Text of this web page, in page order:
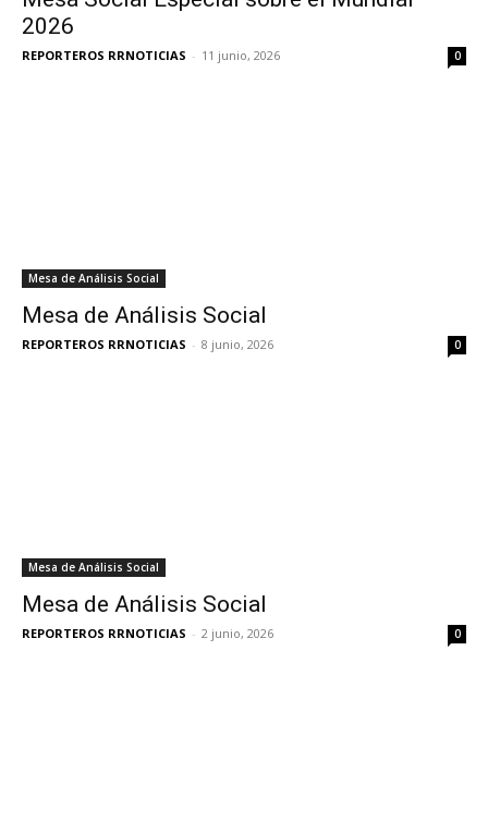
2026
REPORTEROS RRNOTICIAS - 11 junio, 2026 0
Mesa de Análisis Social
Mesa de Análisis Social
REPORTEROS RRNOTICIAS - 8 junio, 2026 0
Mesa de Análisis Social
Mesa de Análisis Social
REPORTEROS RRNOTICIAS - 2 junio, 2026 0